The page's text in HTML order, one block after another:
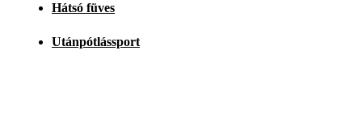
Hátsó füves
Utánpótlássport